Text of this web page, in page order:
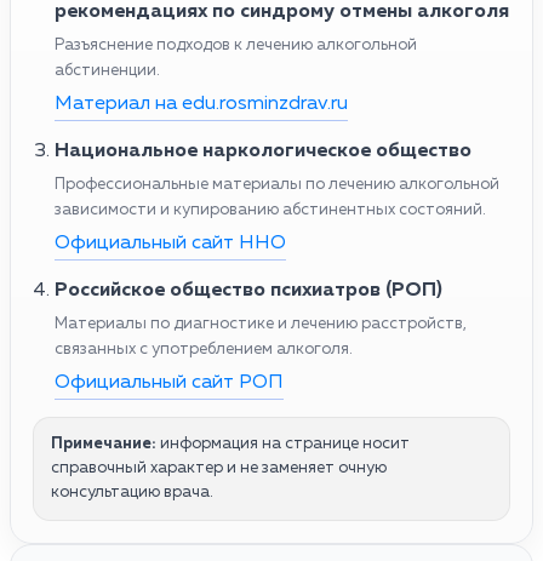
рекомендациях по синдрому отмены алкоголя
Разъяснение подходов к лечению алкогольной
абстиненции.
Материал на edu.rosminzdrav.ru
Национальное наркологическое общество
Профессиональные материалы по лечению алкогольной
зависимости и купированию абстинентных состояний.
Официальный сайт ННО
Российское общество психиатров (РОП)
Материалы по диагностике и лечению расстройств,
связанных с употреблением алкоголя.
Официальный сайт РОП
Примечание: информация на странице носит
справочный характер и не заменяет очную
консультацию врача.